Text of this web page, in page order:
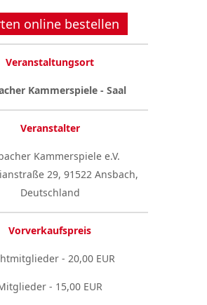
online bestellen
Veranstaltungsort
Kammerspiele - Saal
Veranstalter
Kammerspiele e.V.
29, 91522 Ansbach,
Deutschland
Vorverkaufspreis
- 20,00 EUR
- 15,00 EUR